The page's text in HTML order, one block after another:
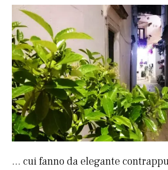
… cui fanno da elegante